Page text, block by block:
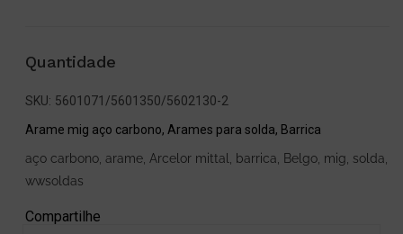
Quantidade
SKU: 5601071/5601350/5602130-2
Arame mig aço carbono, Arames para solda, Barrica
aço carbono arame Arcelor mittal barrica Belgo mig solda
wwsoldas
Compartilhe